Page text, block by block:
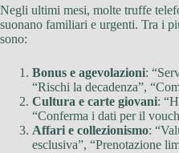
Negli ultimi mesi, molte truffe
suonano familiari e urgenti. Tra i
sono:
Bonus e agevolazioni:
“Rischi la decadenza”,
Cultura e carte giovani:
“Conferma i dati per il
Affari e collezionismo:
esclusiva”, “Prenotazione